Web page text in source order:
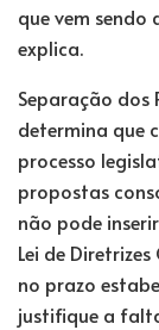
que vem sendo
explica.
Separação dos
determina que
processo
propostas
não pode
Lei de
no prazo
justifique a